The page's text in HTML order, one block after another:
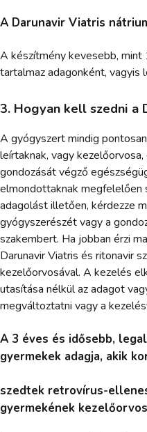
A Darunavir Viatris
A készítmény kevesebb,
tartalmaz adagonként, vagyis
3. Hogyan kell szedni a
A gyógyszert mindig
leírtaknak, vagy
gondozását végző
elmondottaknak megfelelően
adagolást illetően, kérdezze
gyógyszerészét vagy a
szakembert. Ha jobban érzi
Darunavir Viatris és ritonavir
kezelőorvosával. A kezelés
utasítása nélkül az adagot
megváltoztatni vagy a
A 3 éves és idősebb,
gyermekek adagja, akik
szedtek retrovírus-
gyermekének